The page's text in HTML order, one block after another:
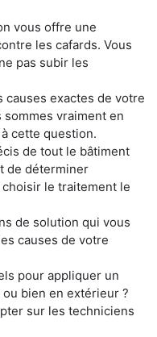
vous offre une
les cafards. Vous
pas subir les
causes exactes de votre
vraiment en
cette question.
de tout le bâtiment
de déterminer
le traitement le
de solution qui vous
causes de votre
pour appliquer un
bien en extérieur ?
sur les techniciens